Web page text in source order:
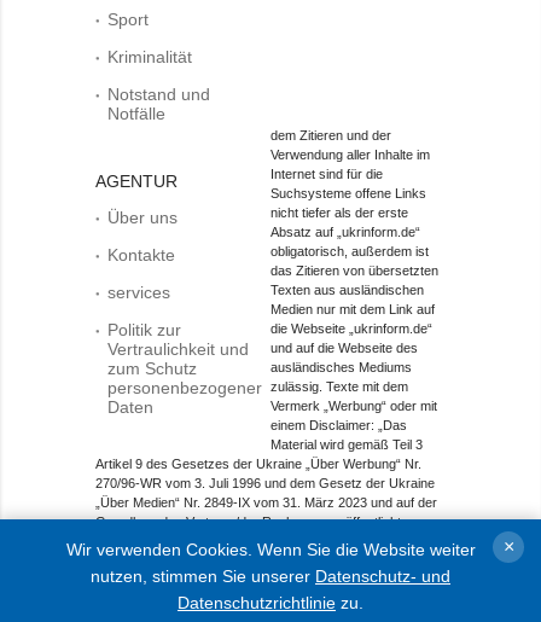
Sport
Kriminalität
Notstand und
Notfälle
AGENTUR
Über uns
Kontakte
services
Politik zur
Vertraulichkeit und
zum Schutz
personenbezogener
Daten
dem Zitieren und der
Verwendung aller Inhalte im
Internet sind für die
Suchsysteme offene Links
nicht tiefer als der erste
Absatz auf „ukrinform.de“
obligatorisch, außerdem ist
das Zitieren von übersetzten
Texten aus ausländischen
Medien nur mit dem Link auf
die Webseite „ukrinform.de“
und auf die Webseite des
ausländisches Mediums
zulässig. Texte mit dem
Vermerk „Werbung“ oder mit
einem Disclaimer: „Das
Material wird gemäß Teil 3
Artikel 9 des Gesetzes der Ukraine „Über Werbung“ Nr.
270/96-WR vom 3. Juli 1996 und dem Gesetz der Ukraine
„Über Medien“ Nr. 2849-IX vom 31. März 2023 und auf der
Grundlage des Vertrags/der Rechnung veröffentlicht.
Objekt im Bereich Onlinemedien; Medien-ID R40-01421.
© 2015-2026 Ukrinform. Alle Rechte sind geschützt.
Wir verwenden Cookies. Wenn Sie die Website weiter
nutzen, stimmen Sie unserer Datenschutz- und
Datenschutzrichtlinie zu.
×